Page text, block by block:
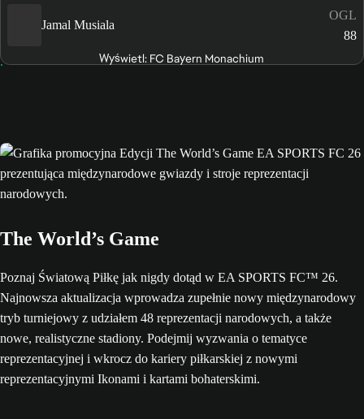
Jamal Musiala
OGL
88
Wyświetl: FC Bayern Monachium
The World’s Game
Poznaj Światową Piłkę jak nigdy dotąd w EA SPORTS FC™ 26.
Najnowsza aktualizacja wprowadza zupełnie nowy międzynarodowy
tryb turniejowy z udziałem 48 reprezentacji narodowych, a także
nowe, realistyczne stadiony. Podejmij wyzwania o tematyce
reprezentacyjnej i wkrocz do kariery piłkarskiej z nowymi
reprezentacyjnymi Ikonami i kartami bohaterskimi.